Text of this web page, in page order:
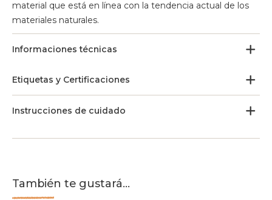
material que está en línea con la tendencia actual de los
materiales naturales.
Informaciones técnicas
Etiquetas y Certificaciones
Instrucciones de cuidado
También te gustará...